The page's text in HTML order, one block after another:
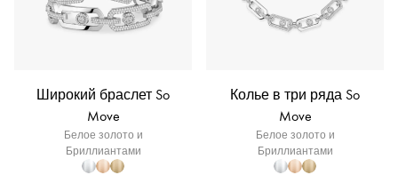
Широкий браслет So
Move
Белое золото и
Бриллиантами
Колье в три ряда So
Move
Белое золото и
Бриллиантами